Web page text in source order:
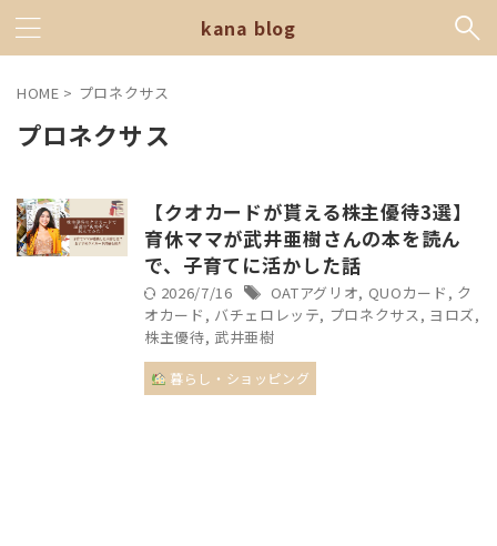
kana blog
HOME > プロネクサス
プロネクサス
【クオカードが貰える株主優待3選】
育休ママが武井亜樹さんの本を読ん
で、子育てに活かした話
2026/7/16 OATアグリオ, QUOカード , ク
オカード , バチェロレッテ, プロネクサス, ヨロズ,
株主優待, 武井亜樹
暮らし・ショッピング